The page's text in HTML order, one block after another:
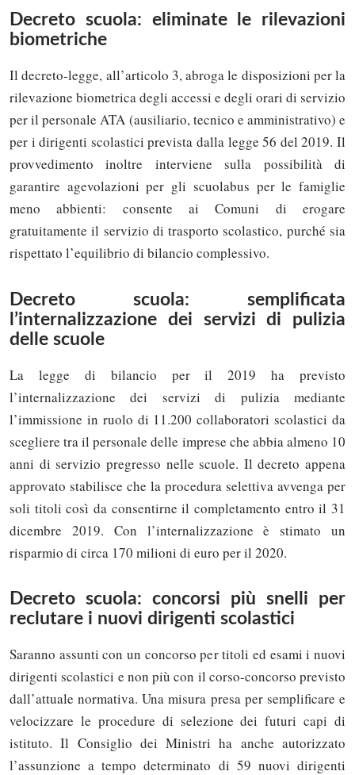
Decreto scuola: eliminate le rilevazioni
biometriche
Il decreto-legge, all’articolo 3, abroga le disposizioni per la
rilevazione biometrica degli accessi e degli orari di servizio
per il personale ATA (ausiliario, tecnico e amministrativo) e
per i dirigenti scolastici prevista dalla legge 56 del 2019. Il
provvedimento inoltre interviene sulla possibilità di
garantire agevolazioni per gli scuolabus per le famiglie
meno abbienti: consente ai Comuni di erogare
gratuitamente il servizio di trasporto scolastico, purché sia
rispettato l’equilibrio di bilancio complessivo.
Decreto scuola: semplificata
l’internalizzazione dei servizi di pulizia
delle scuole
La legge di bilancio per il 2019 ha previsto
l’internalizzazione dei servizi di pulizia mediante
l’immissione in ruolo di 11.200 collaboratori scolastici da
scegliere tra il personale delle imprese che abbia almeno 10
anni di servizio pregresso nelle scuole. Il decreto appena
approvato stabilisce che la procedura selettiva avvenga per
soli titoli così da consentirne il completamento entro il 31
dicembre 2019. Con l’internalizzazione è stimato un
risparmio di circa 170 milioni di euro per il 2020.
Decreto scuola: concorsi più snelli per
reclutare i nuovi dirigenti scolastici
Saranno assunti con un concorso per titoli ed esami i nuovi
dirigenti scolastici e non più con il corso-concorso previsto
dall’attuale normativa. Una misura presa per semplificare e
velocizzare le procedure di selezione dei futuri capi di
istituto. Il Consiglio dei Ministri ha anche autorizzato
l’assunzione a tempo determinato di 59 nuovi dirigenti